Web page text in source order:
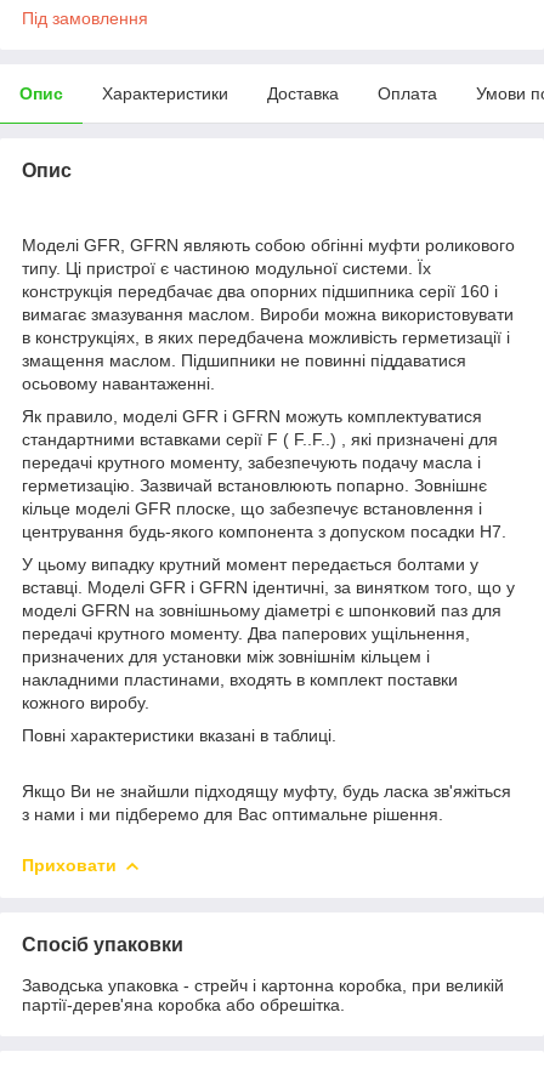
Під замовлення
Опис Характеристики Доставка Оплата Умови
Опис
Моделі GFR, GFRN являють собою обгінні муфти роликового
типу. Ці пристрої є частиною модульної системи. Їх
конструкція передбачає два опорних підшипника серії 160 і
вимагає змазування маслом. Вироби можна використовувати
в конструкціях, в яких передбачена можливість герметизації і
змащення маслом. Підшипники не повинні піддаватися
осьовому навантаженні.
Як правило, моделі GFR і GFRN можуть комплектуватися
стандартними вставками серії F ( F..F..) , які призначені для
передачі крутного моменту, забезпечують подачу масла і
герметизацію. Зазвичай встановлюють попарно. Зовнішнє
кільце моделі GFR плоске, що забезпечує встановлення і
центрування будь-якого компонента з допуском посадки H7.
У цьому випадку крутний момент передається болтами у
вставці. Моделі GFR і GFRN ідентичні, за винятком того, що у
моделі GFRN на зовнішньому діаметрі є шпонковий паз для
передачі крутного моменту. Два паперових ущільнення,
призначених для установки між зовнішнім кільцем і
накладними пластинами, входять в комплект поставки
кожного виробу.
Повні характеристики вказані в таблиці.
Якщо Ви не знайшли підходящу муфту, будь ласка зв'яжіться
з нами і ми підберемо для Вас оптимальне рішення.
Приховати
Спосіб упаковки
Заводська упаковка - стрейч і картонна коробка, при великій
партії-дерев'яна коробка або обрешітка.